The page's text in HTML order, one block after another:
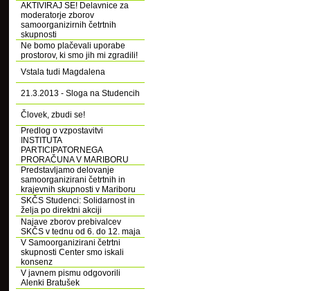
AKTIVIRAJ SE! Delavnice za
moderatorje zborov
samoorganizirnih četrtnih
skupnosti
Ne bomo plačevali uporabe
prostorov, ki smo jih mi zgradili!
Vstala tudi Magdalena
21.3.2013 - Sloga na Studencih
Človek, zbudi se!
Predlog o vzpostavitvi
INSTITUTA
PARTICIPATORNEGA
PRORAČUNA V MARIBORU
Predstavljamo delovanje
samoorganizirani četrtnih in
krajevnih skupnosti v Mariboru
SKČS Studenci: Solidarnost in
želja po direktni akciji
Najave zborov prebivalcev
SKČS v tednu od 6. do 12. maja
V Samoorganizirani četrtni
skupnosti Center smo iskali
konsenz
V javnem pismu odgovorili
Alenki Bratušek